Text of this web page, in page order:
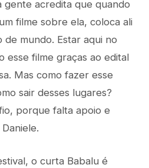
gente acredita que quando
filme sobre ela, coloca ali
de mundo. Estar aqui no
esse filme graças ao edital
Mas como fazer esse
sair desses lugares?
porque falta apoio e
o curta Babalu é